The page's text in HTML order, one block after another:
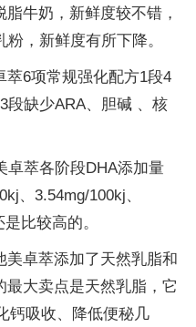
牛奶，新鲜度较不错，
，新鲜度有所下降。
6项常规强化配方1段4
段缺少ARA、胆碱 、核
卓萃各阶段DHA添加量
、3.54mg/100kj、
比较高的。
美卓萃添加了天然乳脂和
大卖点是天然乳脂，它
钙吸收、降低便秘几